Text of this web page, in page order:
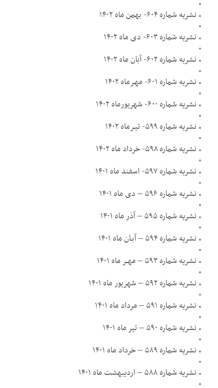
نشریه شماره ۶۰۴- بهمن ماه ۱۴۰۲
نشریه شماره ۶۰۳- دی ماه ۱۴۰۲
نشریه شماره ۶۰۲- آبان ماه ۱۴۰۲
نشریه شماره ۶۰۱- مهـرماه ۱۴۰۲
نشریه شماره ۶۰۰- شهریورماه ۱۴۰۲
نشریه شماره ۵۹۹- تیـرماه ۱۴۰۲
نشریه شماره ۵۹۸- خرداد ماه ۱۴۰۲
نشریه شماره ۵۹۷- اسفند ماه ۱۴۰۱
نشریه شماره ۵۹۶ – دی ماه ۱۴۰۱
نشریه شماره ۵۹۵ – آذر ماه ۱۴۰۱
نشریه شماره ۵۹۴ – آبـان ماه ۱۴۰۱
نشریه شماره ۵۹۳ – مهــر ماه ۱۴۰۱
نشریه شماره ۵۹۲ – شهریور ماه ۱۴۰۱
نشریه شماره ۵۹۱ – مرداد ماه ۱۴۰۱
نشریه شماره ۵۹۰ – تیر ماه ۱۴۰۱
نشریه شماره ۵۸۹ – خرداد ماه ۱۴۰۱
نشریه شماره ۵۸۸ – اردیبهشت ماه ۱۴۰۱